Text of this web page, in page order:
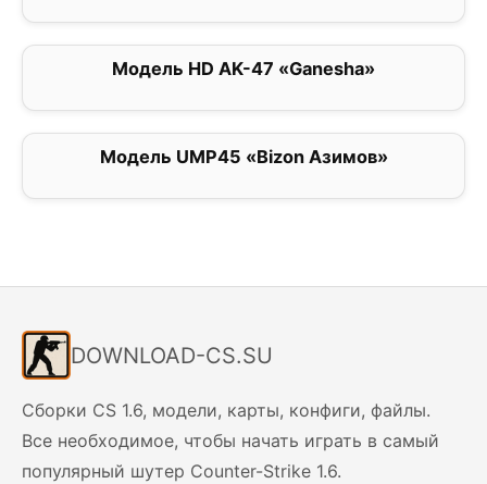
Модель HD AK-47 «Ganesha»
Модель UMP45 «Bizon Азимов»
DOWNLOAD-CS.SU
Сборки CS 1.6, модели, карты, конфиги, файлы.
Все необходимое, чтобы начать играть в самый
популярный шутер Counter-Strike 1.6.